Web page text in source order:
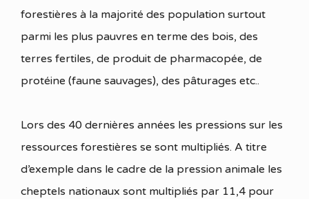
forestières à la majorité des population surtout
parmi les plus pauvres en terme des bois, des
terres fertiles, de produit de pharmacopée, de
protéine (faune sauvages), des pâturages etc..
Lors des 40 dernières années les pressions sur les
ressources forestières se sont multipliés. A titre
d’exemple dans le cadre de la pression animale les
cheptels nationaux sont multipliés par 11,4 pour